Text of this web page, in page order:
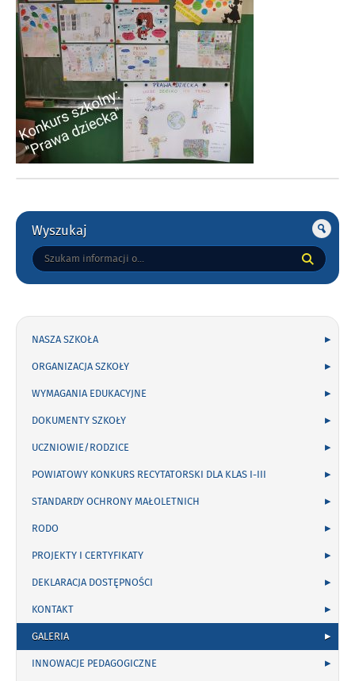
Gorne
Wyszukaj
Tutaj
wpisz
NASZA SZKOŁA
ORGANIZACJA SZKOŁY
WYMAGANIA EDUKACYJNE
DOKUMENTY SZKOŁY
UCZNIOWIE/RODZICE
POWIATOWY KONKURS RECYTATORSKI DLA KLAS I-III
STANDARDY OCHRONY MAŁOLETNICH
RODO
PROJEKTY I CERTYFIKATY
DEKLARACJA DOSTĘPNOŚCI
KONTAKT
GALERIA
INNOWACJE PEDAGOGICZNE